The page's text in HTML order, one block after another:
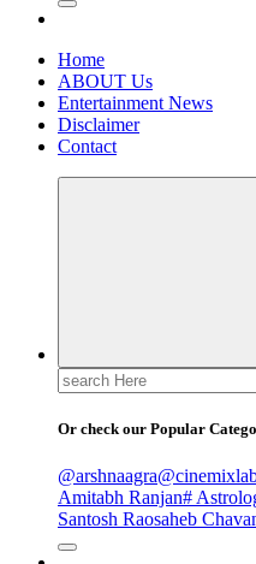
Home
ABOUT Us
Entertainment News
Disclaimer
Contact
Search
for:
Or check our Popular
@arshnaagra
Amitabh Ranjan#
Santosh Raosaheb